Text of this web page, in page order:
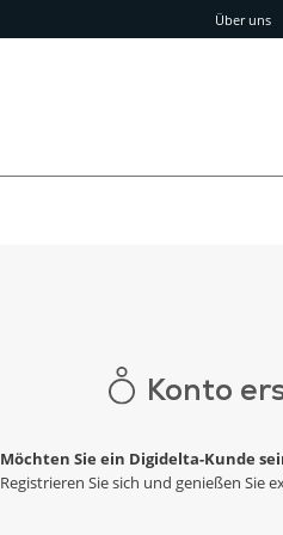
Über uns
Konto
Möchten Sie ein Digidelta-Kunde
Registrieren Sie sich und genießen Sie